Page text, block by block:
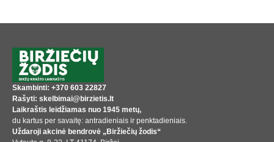
Skambinti: +370 603 22827
Rašyti: skelbimai@birzietis.lt
Laikraštis leidžiamas nuo 1945 metų,
du kartus per savaitę: antradieniais ir penktadieniais.
Uždaroji akcinė bendrovė „Biržiečių žodis“